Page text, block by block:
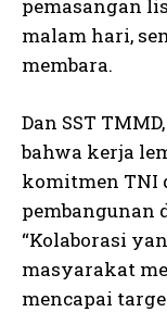
pemasangan
malam hari,
membara.
Dan SST
bahwa kerja
komitmen TNI
pembangunan
“Kolaborasi
masyarakat
mencapai